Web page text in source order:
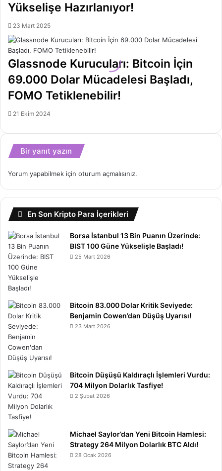
Yükselişe Hazırlanıyor!
23 Mart 2025
Glassnode Kurucuları: Bitcoin İçin
69.000 Dolar Mücadelesi Başladı,
FOMO Tetiklenebilir!
21 Ekim 2024
Bir yanıt yazın
Yorum yapabilmek için oturum açmalısınız.
En Son Kripto Para İçerikleri
Borsa İstanbul 13 Bin Puanın Üzerinde:
BIST 100 Güne Yükselişle Başladı!
25 Mart 2026
Bitcoin 83.000 Dolar Kritik Seviyede:
Benjamin Cowen’dan Düşüş Uyarısı!
23 Mart 2026
Bitcoin Düşüşü Kaldıraçlı İşlemleri Vurdu:
704 Milyon Dolarlık Tasfiye!
2 Şubat 2026
Michael Saylor’dan Yeni Bitcoin Hamlesi:
Strategy 264 Milyon Dolarlık BTC Aldı!
28 Ocak 2026